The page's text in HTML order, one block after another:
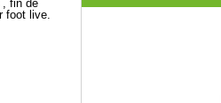
, fin de
foot live.